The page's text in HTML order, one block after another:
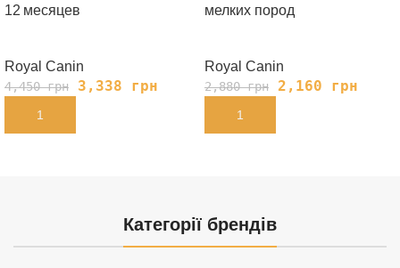
12 месяцев
Royal Canin
4,450грн 3,338 грн
В КОРЗИНУ
мелких пород
Royal Canin
2,880грн 2,160 грн
В КОРЗИНУ
Категорії брендів